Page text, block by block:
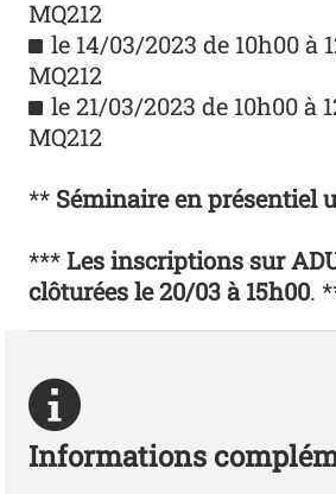
MQ212
le 14/03/2023 de 10h00 à
MQ212
le 21/03/2023 de 10h00 à
MQ212
** Séminaire en présentiel
***Les inscriptions sur
clôturées le 20/03 à 15h00.
Informations